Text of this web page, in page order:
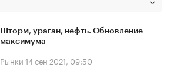
Шторм, ураган, нефть. Обновление
максимума
Рынки 14 сен 2021, 09:50